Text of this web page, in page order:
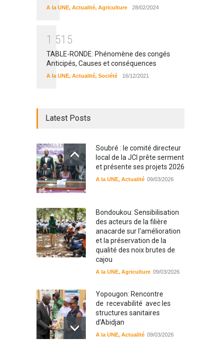
A la UNE, Actualité, Agriculture 28/02/2024
1 51 5
TABLE-RONDE: Phénomène des congés
Anticipés, Causes et conséquences
A la UNE, Actualité, Société 16/12/2021
Latest Posts
Soubré : le comité directeur
local de la JCI prête serment
et présente ses projets 2026
A la UNE, Actualité 09/03/2026
Bondoukou: Sensibilisation
des acteurs de la filière
anacarde sur l'amélioration
et la préservation de la
qualité des noix brutes de
cajou
A la UNE, Agriculture 09/03/2026
Yopougon: Rencontre
de recevabilité avec les
structures sanitaires
d’Abidjan
A la UNE, Actualité 09/03/2026